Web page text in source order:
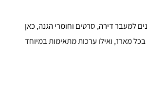
למעבר דירה, סרטים וחומרי הגנה, כאן
מארז, ואילו ערכות מתאימות במיוחד